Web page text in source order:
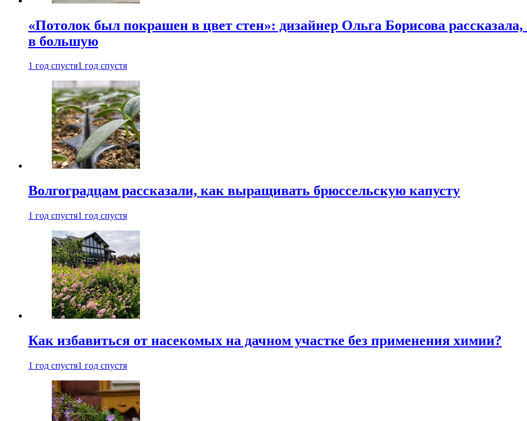
«Потолок был покрашен в цвет стен»: дизайнер Ольга Борисова
в большую
1 год спустя1 год спустя
Волгоградцам рассказали, как выращивать брюссельскую капусту
1 год спустя1 год спустя
Как избавиться от насекомых на дачном участке без применения химии?
1 год спустя1 год спустя